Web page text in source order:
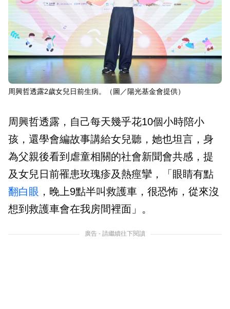
周興哲透露2歲女兒日前生病。（圖／陽光基金會提供）
周興哲透露，自己每天幾乎花10個小時陪小
孩，還學會編故事講給女兒聽，她也坦言，身
為父親後看到虐童相關的社會新聞會共感，提
及女兒日前罹患玫瑰疹及熱痙攣，「眼睛有點
翻白眼 ，晚上9點半叫救護車，很恐怖，從來沒
想到救護車會在我房間裡面」。
廣告 - 請繼續往下閱讀